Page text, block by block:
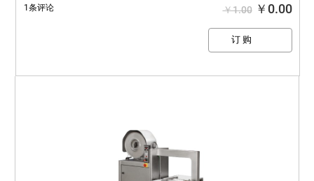
打包带使用范围更轻，更窄，节省包材成本40%以上。
￥1.00￥0.00
1条评论